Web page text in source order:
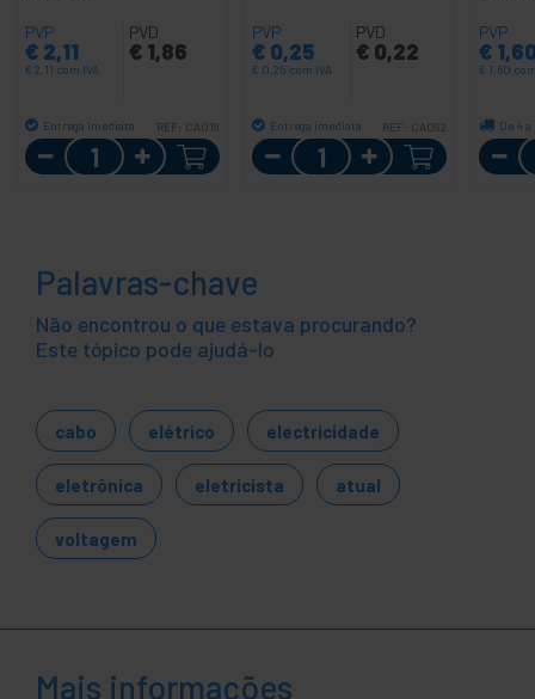
PVP
€ 2,11
€ 2,11 com IVA
PVD
€1,86
Entrega imediata REF: CA018
Quantidade
PVP
€ 0,25
€ 0,25 com IVA
PVD
€0,22
Entrega imediata REF: CA092
Quantidade
PVP
€
€ 1,60
De 4
Palavras-chave
Não encontrou o que estava procurando?
Este tópico pode ajudá-lo
cabo elétrico electricidade
eletrônica eletricista atual
voltagem
Mais informações